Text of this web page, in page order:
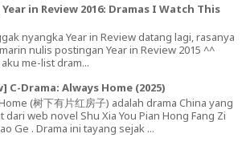
in Review 2016: Dramas I Watch This
nyangka Year in Review datang lagi, rasanya
nulis postingan Year in Review 2015 ^^
me-list dram...
C-Drama: Always Home (2025)
(树下有片红房子) adalah drama China yang
dari web novel Shu Xia You Pian Hong Fang Zi
Ge . Drama ini tayang sejak ...